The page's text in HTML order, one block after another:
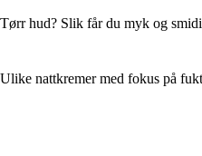
Tørr hud? Slik får du myk og
Ulike nattkremer med fokus på